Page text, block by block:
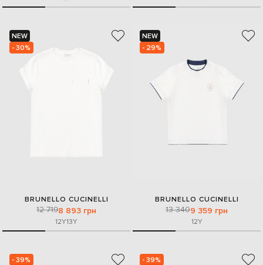
NEW
- 30%
BRUNELLO CUCINELLI
12 7198 893 грн
12Y13Y
NEW
- 29%
BRUNELLO CUCINELLI
13 3409 359 грн
12Y
- 39% - 39%